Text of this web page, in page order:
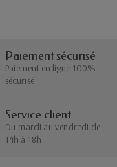
Paiement sécurisé
Paiement en ligne 100%
sécurisé
Service client
Du mardi au vendredi de
14h à 18h